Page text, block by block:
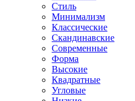
Стиль
Минимализм
Классические
Скандинавские
Современные
Форма
Высокие
Квадратные
Угловые